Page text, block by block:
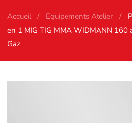
Accueil Equipements Atelier
en 1 MIG TIG MMA WIDMANN 160
Gaz